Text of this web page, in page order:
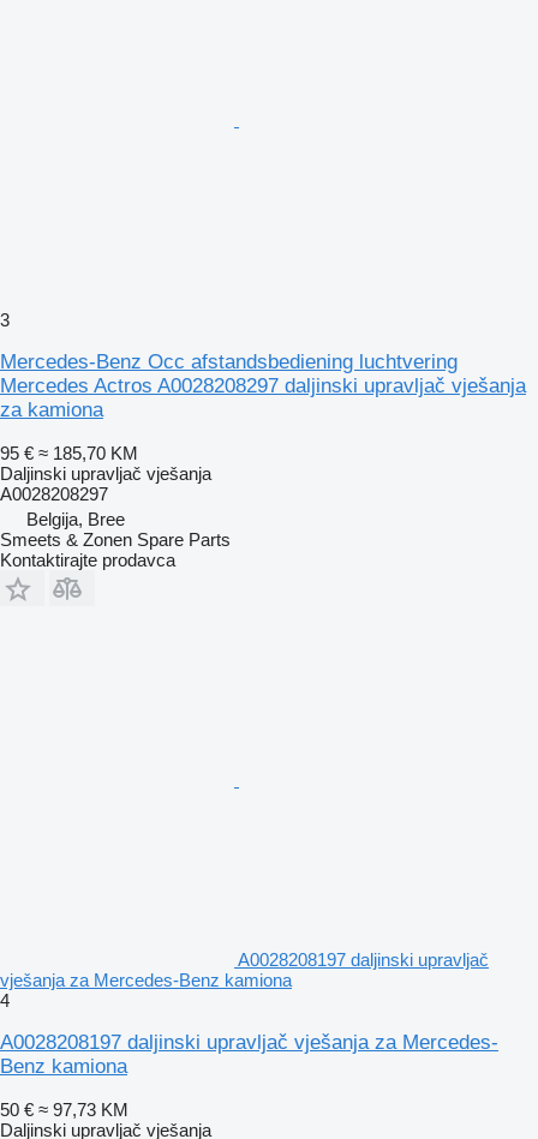
3
Mercedes-Benz Occ afstandsbediening luchtvering
Mercedes Actros A0028208297 daljinski upravljač vješanja
za kamiona
95 € ≈ 185,70 KM
Daljinski upravljač vješanja
A0028208297
Belgija, Bree
Smeets & Zonen Spare Parts
Kontaktirajte prodavca
A0028208197 daljinski upravljač
vješanja za Mercedes-Benz kamiona
4
A0028208197 daljinski upravljač vješanja za Mercedes-
Benz kamiona
50 € ≈ 97,73 KM
Daljinski upravljač vješanja